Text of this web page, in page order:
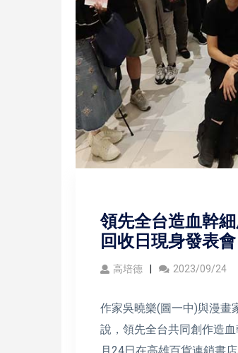
領先全台造血幹
回收日現身發表會
高培德 2023/09/24
作家吳曉樂(圖一中)與漫畫
說，領先全台共同創作造